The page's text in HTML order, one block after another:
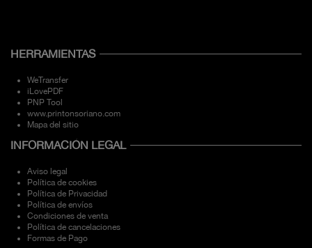
HERRAMIENTAS
WeTransfer
iLovePDF
PNP Tool
www.printonsoriano.com
Mapa del sitio
INFORMACIÓN LEGAL
Aviso legal
Política de cookies
Política de Privacidad
Política de envíos
Condiciones de venta
Política de cancelaciones
Formas de Pago